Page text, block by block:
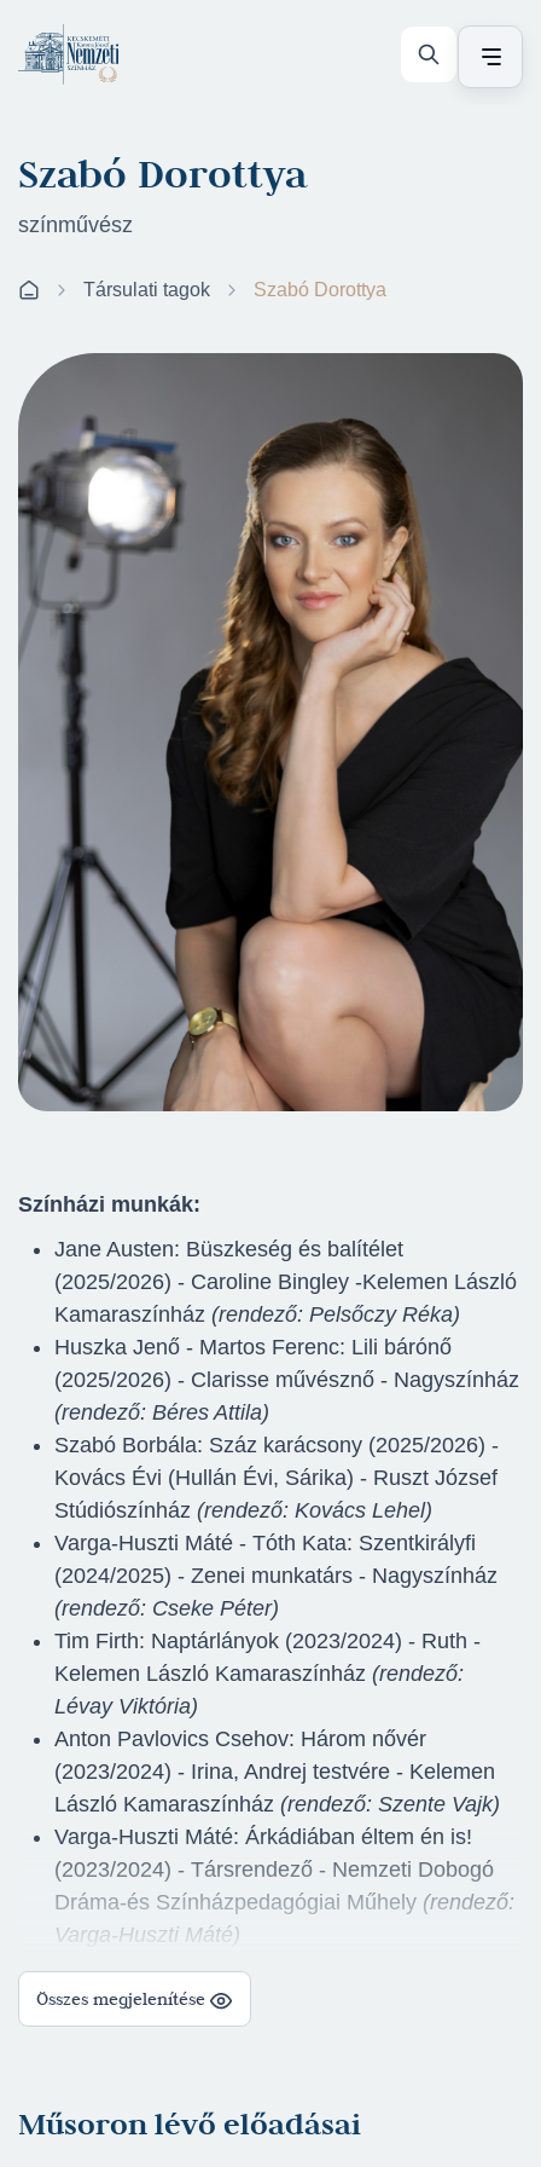
Szabó Dorottya
színművész
Társulati tagok Szabó Dorottya
Színházi munkák:
Jane Austen: Büszkeség és balítélet
(2025/2026) - Caroline Bingley -Kelemen László
Kamaraszínház (rendező: Pelsőczy Réka)
Huszka Jenő - Martos Ferenc: Lili bárónő
(2025/2026) - Clarisse művésznő - Nagyszínház
(rendező: Béres Attila)
Szabó Borbála: Száz karácsony (2025/2026) -
Kovács Évi (Hullán Évi, Sárika) - Ruszt József
Stúdiószínház (rendező: Kovács Lehel)
Varga-Huszti Máté - Tóth Kata: Szentkirályfi
(2024/2025) - Zenei munkatárs - Nagyszínház
(rendező: Cseke Péter)
Tim Firth: Naptárlányok (2023/2024) - Ruth -
Kelemen László Kamaraszínház (rendező:
Lévay Viktória)
Anton Pavlovics Csehov: Három nővér
(2023/2024) - Irina, Andrej testvére - Kelemen
László Kamaraszínház (rendező: Szente Vajk)
Varga-Huszti Máté: Árkádiában éltem én is!
(2023/2024) - Társrendező - Nemzeti Dobogó
Dráma-és Színházpedagógiai Műhely (rendező:
Varga-Huszti Máté)
Lehár Ferenc: Luxemburg grófja (2022/2023) -
Juliette Vermont, énekesnő - Nagyszínház
(rendező: Szente Vajk)
Árpád)
Összes megjelenítése
Műsoron lévő előadásai